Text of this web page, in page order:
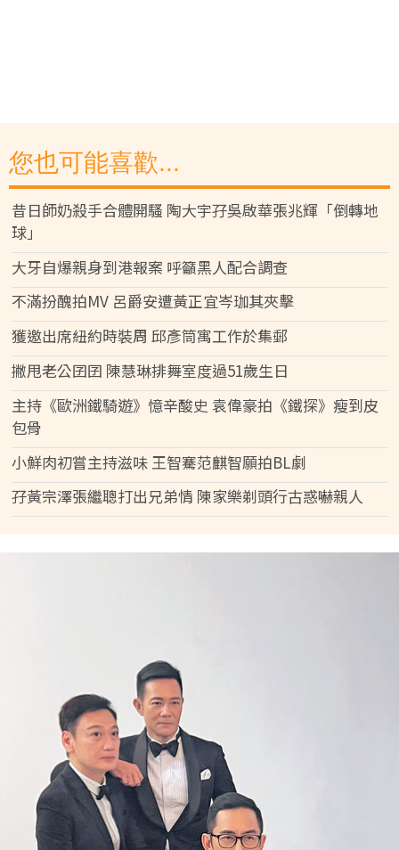
您也可能喜歡...
昔日師奶殺手合體開騷 陶大宇孖吳啟華張兆輝「倒轉地
球」
大牙自爆親身到港報案 呼籲黑人配合調查
不滿扮醜拍MV 呂爵安遭黃正宜岑珈其夾擊
獲邀出席紐約時裝周 邱彥筒寓工作於集郵
撇甩老公囝囝 陳慧琳排舞室度過51歲生日
主持《歐洲鐵騎遊》憶辛酸史 袁偉豪拍《鐵探》瘦到皮
包骨
小鮮肉初嘗主持滋味 王智騫范麒智願拍BL劇
孖黃宗澤張繼聰打出兄弟情 陳家樂剃頭行古惑嚇親人